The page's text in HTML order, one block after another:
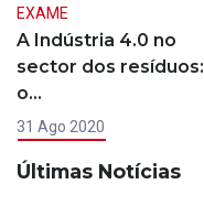
EXAME
A Indústria 4.0 no
sector dos resíduos:
o…
31 Ago 2020
Últimas Notícias